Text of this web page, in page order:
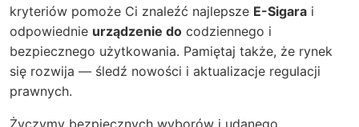
kryteriów pomoże Ci znaleźć najlepsze E-Sigara i
odpowiednie urządzenie do codziennego i
bezpiecznego użytkowania. Pamiętaj także, że rynek
się rozwija — śledź nowości i aktualizacje regulacji
prawnych.
Życzymy bezpiecznych wyborów i udanego,